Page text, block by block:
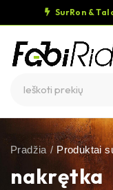
SurRon &
nakrętka
Pradžia / Produktai